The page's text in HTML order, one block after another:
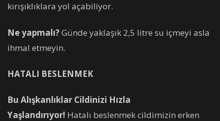
kırışıklıklara yol açabiliyor.
Ne yapmalı?Günde yaklaşık 2,5 litre su içmeyi asla
ihmal etmeyin.
HATALI BESLENMEK
Bu Alışkanlıklar Cildinizi Hızla
Yaşlandırıyor! Hatalı beslenmek cildimizin erken